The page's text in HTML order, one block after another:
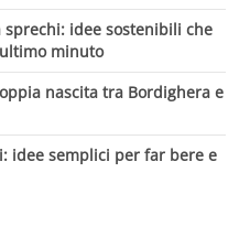
sprechi: idee sostenibili che
minuto
nascita tra Bordighera e
idee semplici per far bere e